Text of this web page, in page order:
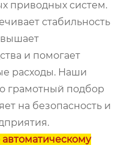
приводных систем.
стабильность
и помогает
расходы. Наши
грамотный подбор
на безопасность и